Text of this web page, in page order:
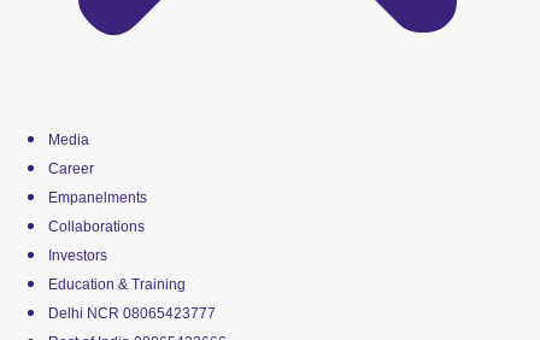
Media
Career
Empanelments
Collaborations
Investors
Education & Training
Delhi NCR 08065423777